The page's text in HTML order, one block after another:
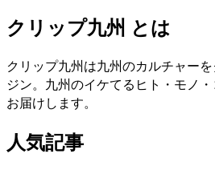
クリップ九州 とは
クリップ九州は九州のカルチャー
ジン。九州のイケてるヒト・モノ
お届けします。
人気記事